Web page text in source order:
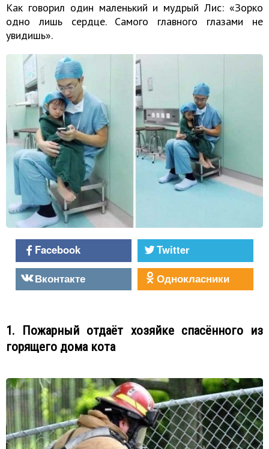
Как говорил один маленький и мудрый Лис: «Зорко
одно лишь сердце. Самого главного глазами не
увидишь».
Facebook
Twitter
Вконтакте
Однокласники
1. Пожарный отдаёт хозяйке спасённого из
горящего дома кота